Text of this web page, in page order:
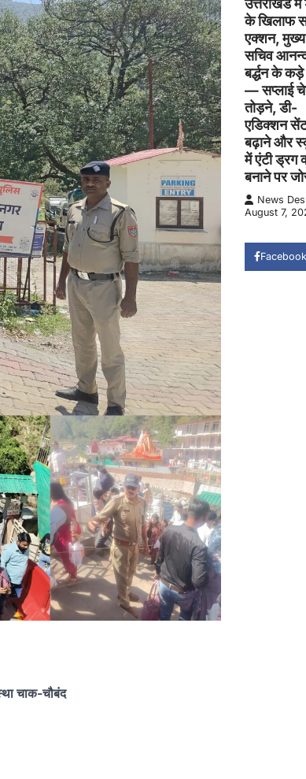
चाक-चौबंद
उत्तराखंड में
के खिलाफ
एक्शन, मुख्य
सचिव
बर्द्धन के कड़े
— सप्लाई
तोड़ने, डी-
एडिक्शन
बढ़ाने और
में एंटी ड्रग
बनाने पर
News
August 7,
Facebook